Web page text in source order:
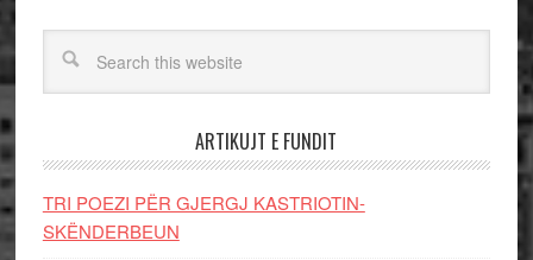
ARTIKUJT E FUNDIT
TRI POEZI PËR GJERGJ KASTRIOTIN-
SKËNDERBEUN